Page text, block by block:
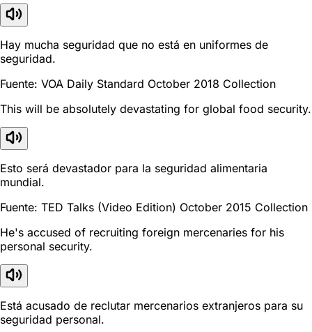
Hay mucha seguridad que no está en uniformes de
seguridad.
Fuente: VOA Daily Standard October 2018 Collection
This will be absolutely devastating for global food security.
Esto será devastador para la seguridad alimentaria
mundial.
Fuente: TED Talks (Video Edition) October 2015 Collection
He's accused of recruiting foreign mercenaries for his
personal security.
Está acusado de reclutar mercenarios extranjeros para su
seguridad personal.